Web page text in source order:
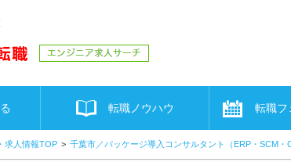
転職ノウハウ 転職フ
求人情報TOP 千葉市／パッケージ導入コンサルタント（ERP・SCM